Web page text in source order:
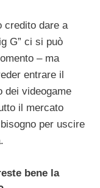
credito dare a
G” ci si può
– ma
entrare il
dei videogame
il mercato
per uscire
bene la